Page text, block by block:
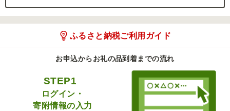
ふるさと納税ご利用ガイド
お申込からお礼の品到着までの流れ
STEP1
ログイン・
寄附情報の入力